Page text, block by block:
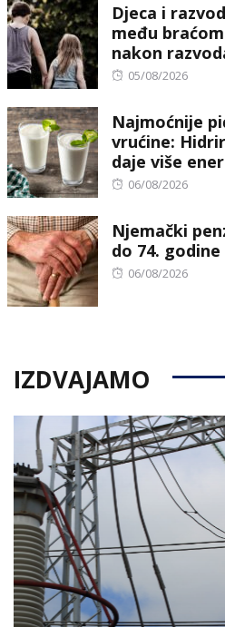
Djeca i
među
nakon
Posted
05/08/2026
Najmoćnije
vrućine:
daje više
Posted
06/08/2026
Njemački
do 74. godine
Posted
06/08/2026
IZDVAJAMO